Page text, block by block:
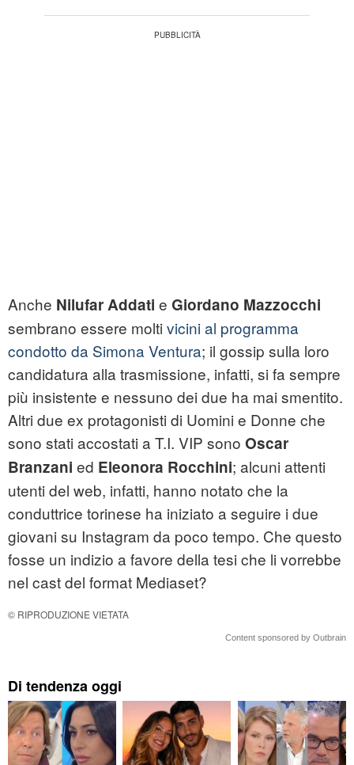
Anche Nilufar Addati e Giordano Mazzocchi
sembrano essere molti vicini al programma
condotto da Simona Ventura; il gossip sulla loro
candidatura alla trasmissione, infatti, si fa sempre
più insistente e nessuno dei due ha mai smentito.
Altri due ex protagonisti di Uomini e Donne che
sono stati accostati a T.I. VIP sono Oscar
Branzani ed Eleonora Rocchini; alcuni attenti
utenti del web, infatti, hanno notato che la
conduttrice torinese ha iniziato a seguire i due
giovani su Instagram da poco tempo. Che questo
fosse un indizio a favore della tesi che li vorrebbe
nel cast del format Mediaset?
© RIPRODUZIONE VIETATA
Content sponsored by Outbrain
Di tendenza oggi